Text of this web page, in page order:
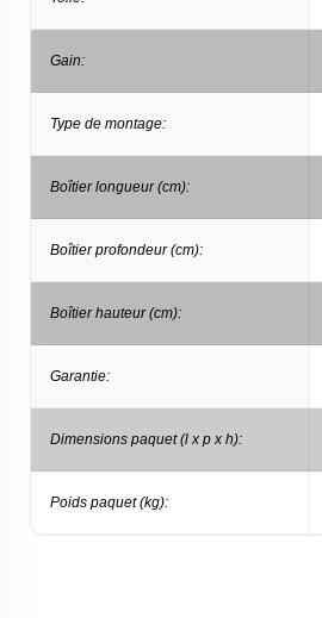
Gain:
Type de montage:
Boîtier longueur (cm):
Boîtier profondeur (cm):
Boîtier hauteur (cm):
Garantie:
Dimensions paquet (l x p x h):
Poids paquet (kg):